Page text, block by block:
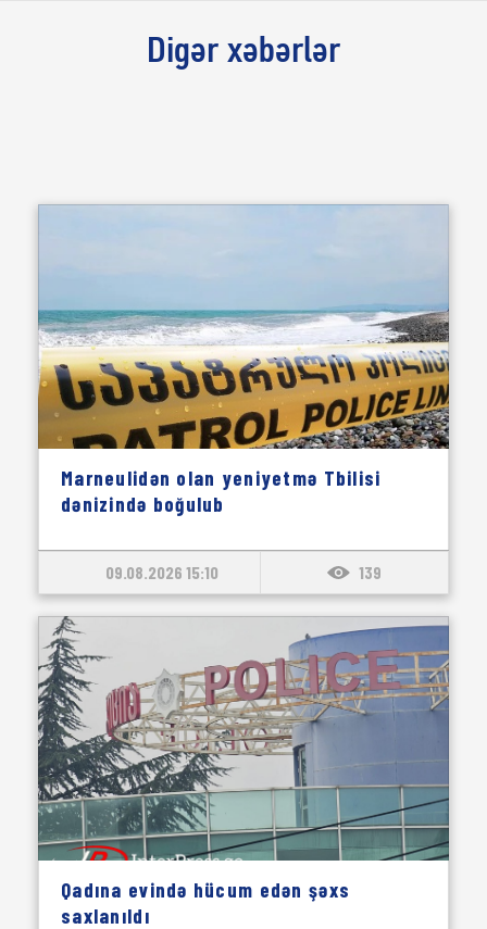
Digər xəbərlər
Marneulidən olan yeniyetmə Tbilisi
dənizində boğulub
09.08.2026 15:10 139
Qadına evində hücum edən şəxs
saxlanıldı